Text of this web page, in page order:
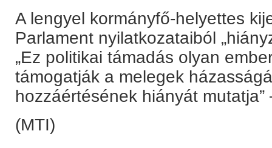
A lengyel kormányfő-helyettes
Parlament nyilatkozataiból
„Ez politikai támadás olyan
támogatják a melegek
hozzáértésének hiányát
(MTI)